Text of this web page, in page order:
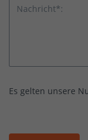
Nachricht*:
Es gelten unsere